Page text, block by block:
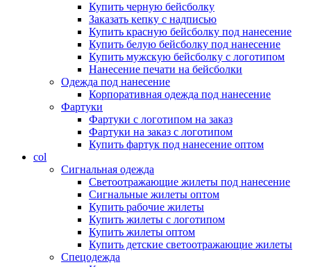
Купить черную бейсболку
Заказать кепку с надписью
Купить красную бейсболку под нанесение
Купить белую бейсболку под нанесение
Купить мужскую бейсболку с логотипом
Нанесение печати на бейсболки
Одежда под нанесение
Корпоративная одежда под нанесение
Фартуки
Фартуки с логотипом на заказ
Фартуки на заказ с логотипом
Купить фартук под нанесение оптом
col
Сигнальная одежда
Светоотражающие жилеты под нанесение
Сигнальные жилеты оптом
Купить рабочие жилеты
Купить жилеты с логотипом
Купить жилеты оптом
Купить детские светоотражающие жилеты
Спецодежда